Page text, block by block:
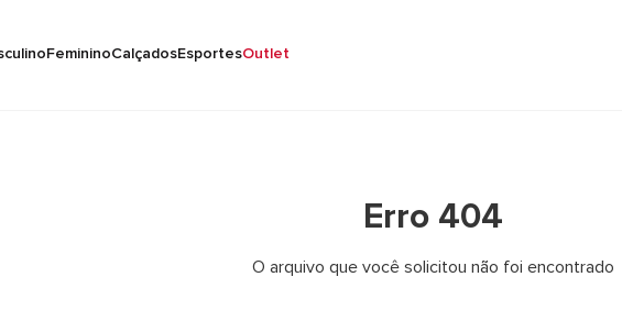
FemininoCalçadosEsportesOutlet
Erro 404
O arquivo que você solicitou não foi encontrado